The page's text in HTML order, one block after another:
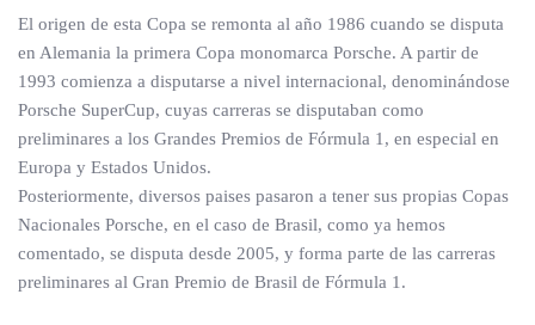
El origen de esta Copa se remonta al año 1986 cuando se disputa
en Alemania la primera Copa monomarca Porsche. A partir de
1993 comienza a disputarse a nivel internacional, denominándose
Porsche SuperCup, cuyas carreras se disputaban como
preliminares a los Grandes Premios de Fórmula 1, en especial en
Europa y Estados Unidos.
Posteriormente, diversos paises pasaron a tener sus propias Copas
Nacionales Porsche, en el caso de Brasil, como ya hemos
comentado, se disputa desde 2005, y forma parte de las carreras
preliminares al Gran Premio de Brasil de Fórmula 1.